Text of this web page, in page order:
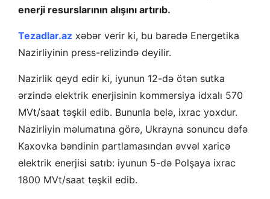
enerji resurslarının alışını artırıb.
Tezadlar.az xəbər verir ki, bu barədə Energetika
Nazirliyinin press-relizində deyilir.
Nazirlik qeyd edir ki, iyunun 12-də ötən sutka
ərzində elektrik enerjisinin kommersiya idxalı 570
MVt/saat təşkil edib. Bununla belə, ixrac yoxdur.
Nazirliyin məlumatına görə, Ukrayna sonuncu dəfə
Kaxovka bəndinin partlamasından əvvəl xaricə
elektrik enerjisi satıb: iyunun 5-də Polşaya ixrac
1800 MVt/saat təşkil edib.